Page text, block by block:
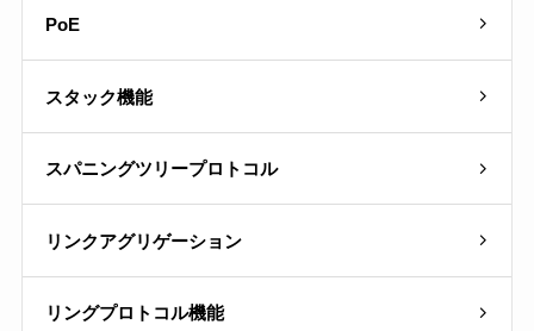
PoE
スタック機能
スパニングツリープロトコル
リンクアグリゲーション
リングプロトコル機能